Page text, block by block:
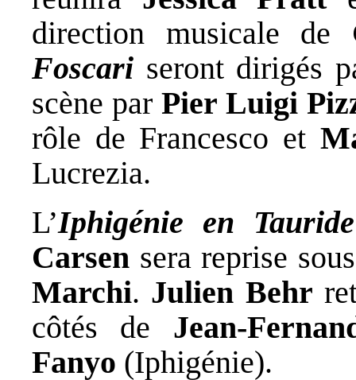
direction musicale de
Foscari seront dirigés
scène par Pier Luigi
rôle de Francesco et
Lucrezia.
L’Iphigénie en Tauride
Carsen sera reprise
Marchi. Julien Behr
côtés de Jean-
Fanyo (Iphigénie).